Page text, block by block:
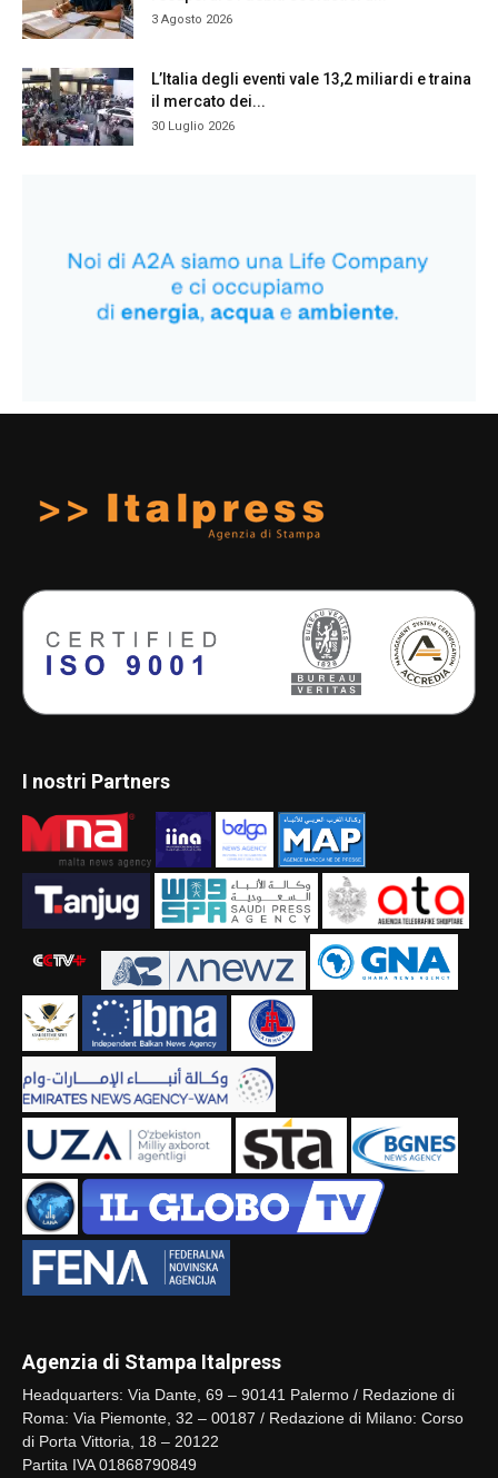
3 Agosto 2026
L’Italia degli eventi vale 13,2 miliardi e traina
il mercato dei...
30 Luglio 2026
I nostri Partners
Agenzia di Stampa Italpress
Headquarters: Via Dante, 69 – 90141 Palermo / Redazione di
Roma: Via Piemonte, 32 – 00187 / Redazione di Milano: Corso
di Porta Vittoria, 18 – 20122
Partita IVA 01868790849